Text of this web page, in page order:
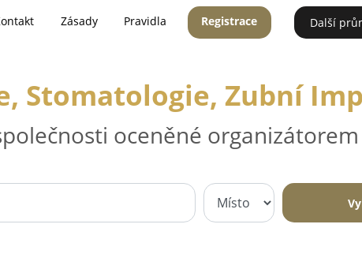
Zásady Pravidla Registrace Další
Stomatologie, Zubní
oceněné